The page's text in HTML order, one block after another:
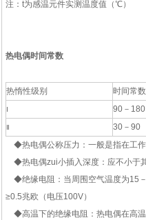
注：t为感温元件实测温度值（℃）
热电偶时间常数
热惰性级别 时间常数
Ⅰ 90－180
Ⅱ 30－90
◆热电偶公称压力：一般是指在工作
◆热电偶zui小插入深度：应不小于
◆绝缘电阻：当周围空气温度为15
≥0.5兆欧（电压100V）
◆高温下的绝缘电阻：热电偶在高温